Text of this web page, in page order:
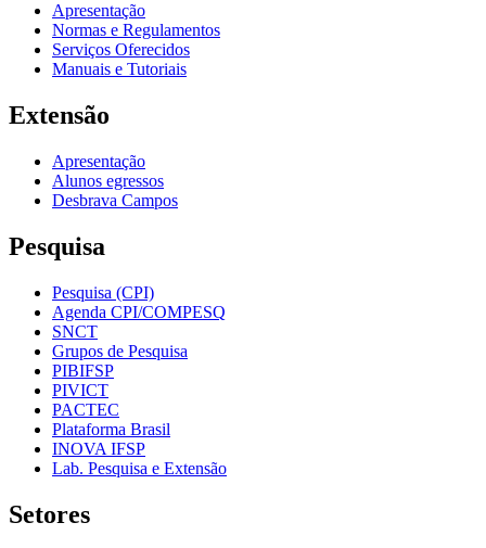
Apresentação
Normas e Regulamentos
Serviços Oferecidos
Manuais e Tutoriais
Extensão
Apresentação
Alunos egressos
Desbrava Campos
Pesquisa
Pesquisa (CPI)
Agenda CPI/COMPESQ
SNCT
Grupos de Pesquisa
PIBIFSP
PIVICT
PACTEC
Plataforma Brasil
INOVA IFSP
Lab. Pesquisa e Extensão
Setores